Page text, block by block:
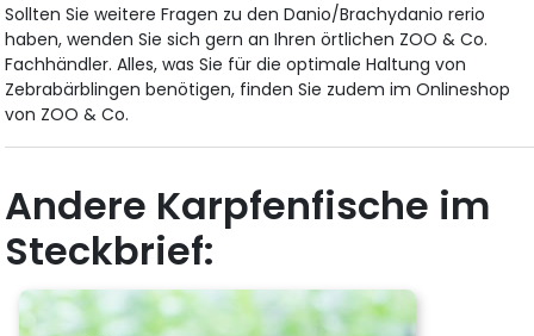
Sollten Sie weitere Fragen zu den Danio/Brachydanio rerio
haben, wenden Sie sich gern an Ihren örtlichen ZOO & Co.
Fachhändler. Alles, was Sie für die optimale Haltung von
Zebrabärblingen benötigen, finden Sie zudem im Onlineshop
von ZOO & Co.
Andere Karpfenfische im
Steckbrief: